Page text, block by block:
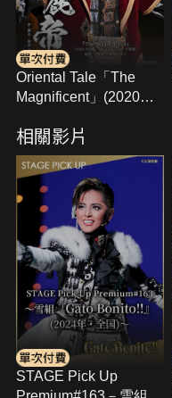
Oriental Tale「The
Magnificent」(2020年
樂)
相關影片
STAGE Pick Up